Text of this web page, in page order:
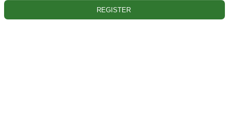
REGISTER